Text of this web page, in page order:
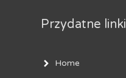
Przydatne linki
Home